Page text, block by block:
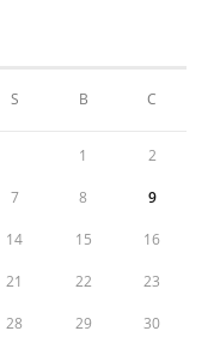
S B C
1 2
7 8 9
14 15 16
21 22 23
28 29 30